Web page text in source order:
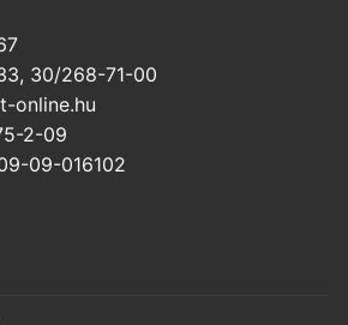
30/268-71-00
online.hu
2-09
09-016102